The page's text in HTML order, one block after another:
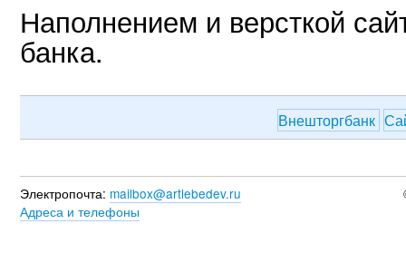
Наполнением и версткой
банка.
Внешторгбанк
Электропочта: mailbox@artlebedev.ru
Адреса и телефоны